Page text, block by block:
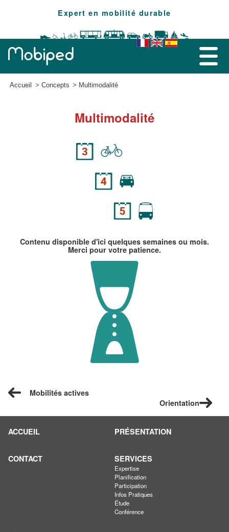
Expert en mobilité durable
Accueil Concepts Multimodalité
Multimodalité
Contenu disponible d'ici quelques semaines ou mois.
Merci pour votre patience.
Mobilités actives
Orientation
ACCUEIL PRÉSENTATION
CONTACT SERVICES
Expertise
Planification
Participation
Infos Pratiques
Étude
Conférence